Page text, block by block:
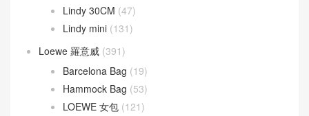
Lindy 30CM (47)
Lindy mini (131)
Loewe 羅意威 (391)
Barcelona Bag (19)
Hammock Bag (53)
LOEWE 女包 (121)